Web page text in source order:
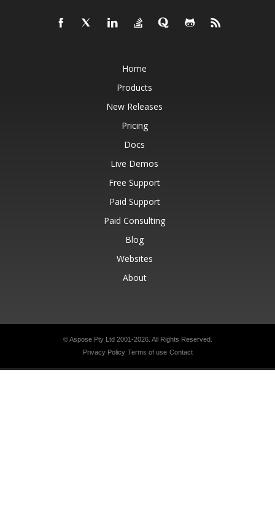
Home
Products
New Releases
Pricing
Docs
Live Demos
Free Support
Paid Support
Paid Consulting
Blog
Websites
About
© Aspose Pty Ltd 2001-2026. All Rights Reserved.
Privacy Policy Terms of use Contact